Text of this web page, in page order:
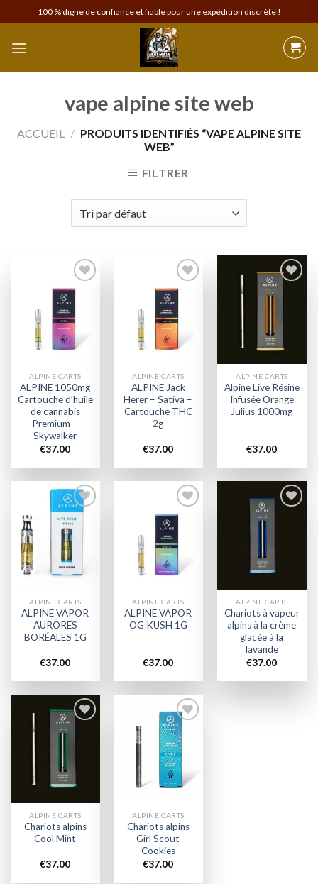
to
content
100 % digne de confiance et fiable pour une expédition discrète !
vape alpine site web
ACCUEIL / PRODUITS IDENTIFIÉS “VAPE ALPINE SITE
WEB”
FILTRER
Add to
wishlist
ALPINE CARTS
ALPINE 1050mg
Cartouche d’huile
de cannabis
Premium –
Skywalker
€37.00
Add to
wishlist
ALPINE CARTS
ALPINE Jack
Herer – Sativa –
Cartouche THC
2g
€37.00
ALPINE CARTS
Alpine Live Résine
Infusée Orange
Julius 1000mg
€37.00
Add to
wishlist
ALPINE CARTS
ALPINE VAPOR
AURORES
BORÉALES 1G
€37.00
Add to
wishlist
ALPINE CARTS
ALPINE VAPOR
OG KUSH 1G
€37.00
ALPINE CARTS
Chariots à vapeur
alpins à la crème
glacée à la
lavande
€37.00
ALPINE CARTS
Chariots alpins
Cool Mint
€37.00
Add to
wishlist
ALPINE CARTS
Chariots alpins
Girl Scout
Cookies
€37.00